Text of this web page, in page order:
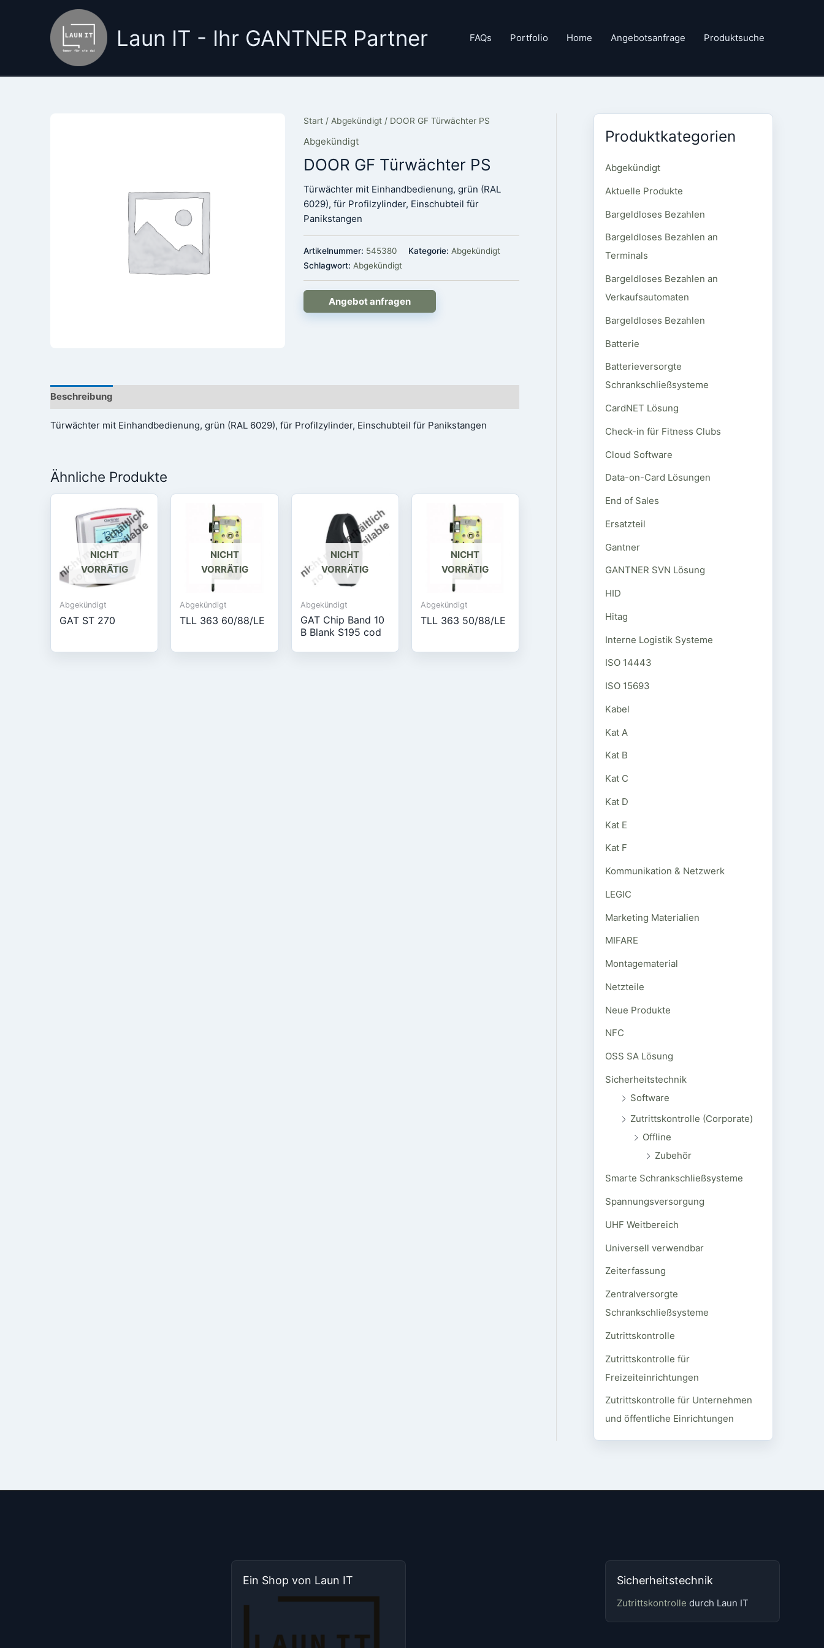
Laun IT - Ihr GANTNER Partner FAQs Portfolio Home Angebotsanfrage Produktsuche
Start / Abgekündigt / DOOR GF Türwächter PS
Abgekündigt
DOOR GF Türwächter PS
Türwächter mit Einhandbedienung, grün (RAL
6029), für Profilzylinder, Einschubteil für
Panikstangen
Artikelnummer: 545380 Kategorie: Abgekündigt
Schlagwort: Abgekündigt
Angebot anfragen
Beschreibung
Türwächter mit Einhandbedienung, grün (RAL 6029), für Profilzylinder, Einschubteil für Panikstangen
Ähnliche Produkte
NICHT
VORRÄTIG
Abgekündigt
GAT ST 270
NICHT
VORRÄTIG
Abgekündigt
TLL 363 60/88/LE
NICHT
VORRÄTIG
Abgekündigt
GAT Chip Band 10
B Blank S195 cod
NICHT
VORRÄTIG
Abgekündigt
TLL 363 50/88/LE
Produktkategorien
Abgekündigt
Aktuelle Produkte
Bargeldloses Bezahlen
Bargeldloses Bezahlen an
Terminals
Bargeldloses Bezahlen an
Verkaufsautomaten
Bargeldloses Bezahlen
Batterie
Batterieversorgte
Schrankschließsysteme
CardNET Lösung
Check-in für Fitness Clubs
Cloud Software
Data-on-Card Lösungen
End of Sales
Ersatzteil
Gantner
GANTNER SVN Lösung
HID
Hitag
Interne Logistik Systeme
ISO 14443
ISO 15693
Kabel
Kat A
Kat B
Kat C
Kat D
Kat E
Kat F
Kommunikation & Netzwerk
LEGIC
Marketing Materialien
MIFARE
Montagematerial
Netzteile
Neue Produkte
NFC
OSS SA Lösung
Sicherheitstechnik
Software
Zutrittskontrolle (Corporate)
Offline
Zubehör
Smarte Schrankschließsysteme
Spannungsversorgung
UHF Weitbereich
Universell verwendbar
Zeiterfassung
Zentralversorgte
Schrankschließsysteme
Zutrittskontrolle
Zutrittskontrolle für
Freizeiteinrichtungen
Zutrittskontrolle für Unternehmen
und öffentliche Einrichtungen
Ein Shop von Laun IT Sicherheitstechnik
Zutrittskontrolle durch Laun IT